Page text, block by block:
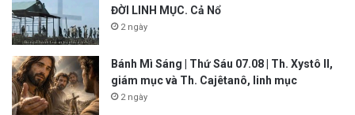
ĐỜI LINH MỤC. Cả Nổ
2 ngày
Bánh Mì Sáng | Thứ Sáu 07.08 | Th. Xystô II,
giám mục và Th. Cajêtanô, linh mục
2 ngày